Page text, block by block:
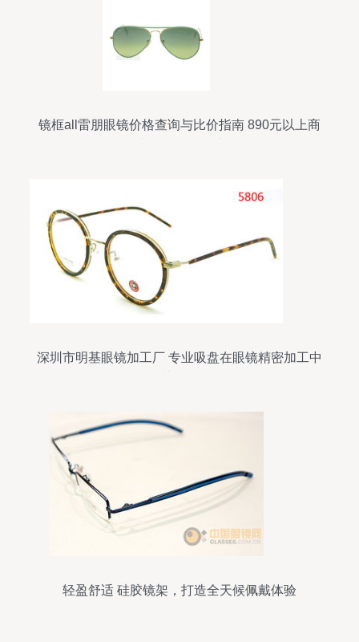
镜框all雷朋眼镜价格查询与比价指南 890元以上商
深圳市明基眼镜加工厂 专业吸盘在眼镜精密加工中
轻盈舒适 硅胶镜架，打造全天候佩戴体验